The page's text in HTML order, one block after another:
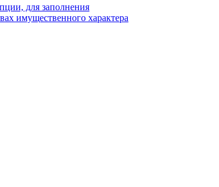
для заполнения
имущественного характера